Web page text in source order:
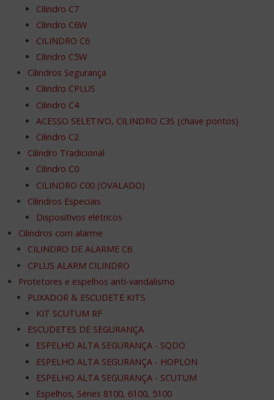
Cilindro C7
Cilindro C6W
CILINDRO C6
Cilindro C5W
Cilindros Segurança
Cilindro CPLUS
Cilindro C4
ACESSO SELETIVO, CILINDRO C3S (chave pontos)
Cilindro C2
Cilindro Tradicional
Cilindro C0
CILINDRO C00 (OVALADO)
Cilindros Especiais
Dispositivos elétricos
Cilindros com alarme
CILINDRO DE ALARME C6
CPLUS ALARM CILINDRO
Protetores e espelhos anti-vandalismo
PUXADOR & ESCUDETE KITS
KIT SCUTUM RF
ESCUDETES DE SEGURANÇA
ESPELHO ALTA SEGURANÇA - SQDO
ESPELHO ALTA SEGURANÇA - HOPLON
ESPELHO ALTA SEGURANÇA - SCUTUM
Espelhos, Séries 8100, 6100, 5100